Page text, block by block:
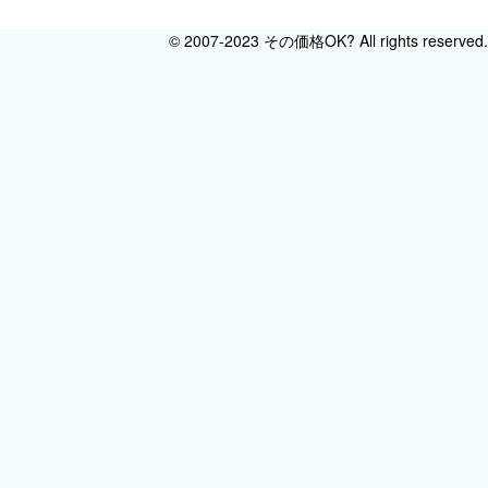
© 2007-2023 その価格OK? All rights reserved.